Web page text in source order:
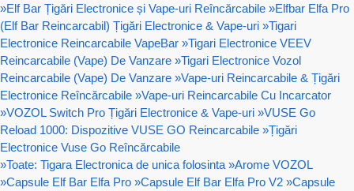
»Elf Bar Țigări Electronice și Vape-uri Reîncărcabile »Elfbar Elfa Pro
(Elf Bar Reincarcabil) Țigări Electronice & Vape-uri »Tigari
Electronice Reincarcabile VapeBar »Tigari Electronice VEEV
Reincarcabile (Vape) De Vanzare »Tigari Electronice Vozol
Reincarcabile (Vape) De Vanzare »Vape-uri Reincarcabile & Țigări
Electronice Reîncărcabile »Vape-uri Reincarcabile Cu Incarcator
»VOZOL Switch Pro Țigări Electronice & Vape-uri »VUSE Go
Reload 1000: Dispozitive VUSE GO Reincarcabile »Țigări
Electronice Vuse Go Reîncărcabile
»Toate: Tigara Electronica de unica folosinta »Arome VOZOL
»Capsule Elf Bar Elfa Pro »Capsule Elf Bar Elfa Pro V2 »Capsule